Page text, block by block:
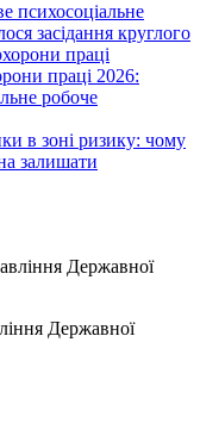
психосоціальне
засідання круглого
праці
праці 2026:
робоче
в зоні ризику: чому
залишати
Державної